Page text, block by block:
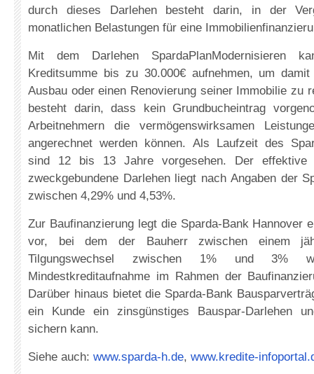
durch dieses Darlehen besteht darin, in der
monatlichen Belastungen für eine
Mit dem Darlehen SpardaPlanModernisieren
Kreditsumme bis zu 30.000€ aufnehmen, um
Ausbau oder einen Renovierung seiner Immobilie zu
besteht darin, dass kein Grundbucheintrag
Arbeitnehmern die vermögenswirksamen
angerechnet werden können. Als Laufzeit des
sind 12 bis 13 Jahre vorgesehen. Der effektive
zweckgebundene Darlehen liegt nach Angaben der
zwischen 4,29% und 4,53%.
Zur Baufinanzierung legt die Sparda-Bank Hannover
vor, bei dem der Bauherr zwischen einem
Tilgungswechsel zwischen 1% und 3%
Mindestkreditaufnahme im Rahmen der
Darüber hinaus bietet die Sparda-Bank
ein Kunde ein zinsgünstiges Bauspar-Darlehen
sichern kann.
Siehe auch: www.sparda-h.de, www.kredite-